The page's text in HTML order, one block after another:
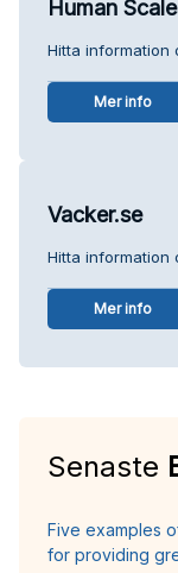
Human
Hitta information
Mer info
Vacker.se
Hitta information
Mer info
Senaste
Five examples
for providing